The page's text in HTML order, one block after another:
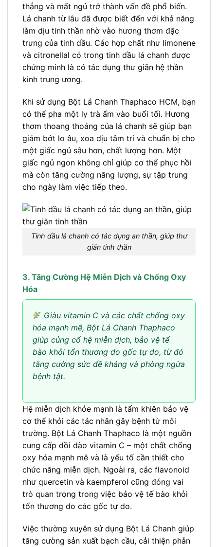
thẳng và mất ngủ trở thành vấn đề phổ biến.
Lá chanh từ lâu đã được biết đến với khả năng
làm dịu tinh thần nhờ vào hương thơm đặc
trưng của tinh dầu. Các hợp chất như limonene
và citronellal có trong tinh dầu lá chanh được
chứng minh là có tác dụng thư giãn hệ thần
kinh trung ương.
Khi sử dụng Bột Lá Chanh Thaphaco HCM, bạn
có thể pha một ly trà ấm vào buổi tối. Hương
thơm thoang thoảng của lá chanh sẽ giúp bạn
giảm bớt lo âu, xoa dịu tâm trí và chuẩn bị cho
một giấc ngủ sâu hơn, chất lượng hơn. Một
giấc ngủ ngon không chỉ giúp cơ thể phục hồi
mà còn tăng cường năng lượng, sự tập trung
cho ngày làm việc tiếp theo.
Tinh dầu lá chanh có tác dụng an thần, giúp thư
giãn tinh thần
3. Tăng Cường Hệ Miễn Dịch và Chống Oxy
Hóa
Giàu vitamin C và các chất chống oxy
hóa mạnh mẽ, Bột Lá Chanh Thaphaco
giúp củng cố hệ miễn dịch, bảo vệ tế
bào khỏi tổn thương do gốc tự do, từ đó
tăng cường sức đề kháng và phòng ngừa
bệnh tật.
Hệ miễn dịch khỏe mạnh là tấm khiên bảo vệ
cơ thể khỏi các tác nhân gây bệnh từ môi
trường. Bột Lá Chanh Thaphaco là một nguồn
cung cấp dồi dào vitamin C – một chất chống
oxy hóa mạnh mẽ và là yếu tố cần thiết cho
chức năng miễn dịch. Ngoài ra, các flavonoid
như quercetin và kaempferol cũng đóng vai
trò quan trọng trong việc bảo vệ tế bào khỏi
tổn thương do các gốc tự do.
Việc thường xuyên sử dụng Bột Lá Chanh giúp
tăng cường sản xuất bạch cầu, cải thiện phản